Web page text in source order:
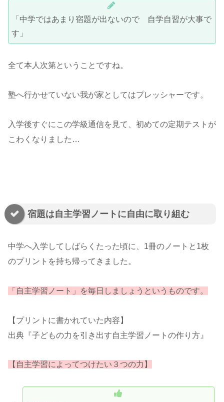
「中学ではあまり宿題が出ないので 自学自習が大事で
す」
全て本人次第ということですね。
塾へ行かせていない我が家としてはプレッシャーです。
入学後すぐにこの学級通信を見て、初めての定期テストが
こわくなりました…
宿題は自主学習ノートに自由に取り組む
中学へ入学してしばらくたった頃に、1冊のノートと1枚
のプリントを持ち帰ってきました。
「自主学習ノート」を毎日しましょうというものです。
【プリントに書かれていた内容】
出典『子どもの力を引き出す自主学習ノートの作り方』
【自主学習によってつけたい３つの力】